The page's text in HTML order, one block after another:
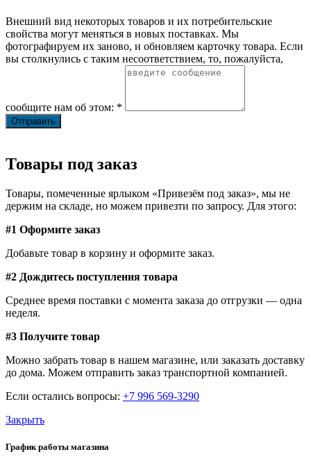
Внешний вид некоторых товаров и их потребительские
свойства могут меняться в новых поставках. Мы
фотографируем их заново, и обновляем карточку товара. Если
вы столкнулись с таким несоответствием, то, пожалуйста,
сообщите нам об этом: *
Товары под заказ
Товары, помеченные ярлыком «Привезём под заказ», мы не
держим на складе, но можем привезти по запросу. Для этого:
#1 Оформите заказ
Добавьте товар в корзину и оформите заказ.
#2 Дождитесь поступления товара
Среднее время поставки с момента заказа до отгрузки — одна
неделя.
#3 Получите товар
Можно забрать товар в нашем магазине, или заказать доставку
до дома. Можем отправить заказ транспортной компанией.
Если остались вопросы: +7 996 569-3290
Закрыть
График работы магазина